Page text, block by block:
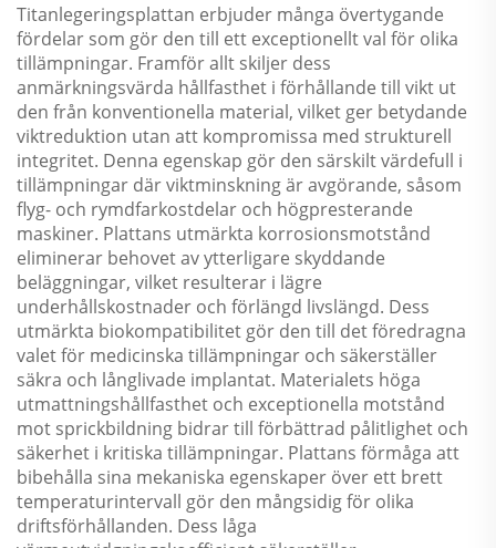
Titanlegeringsplattan erbjuder många övertygande
fördelar som gör den till ett exceptionellt val för olika
tillämpningar. Framför allt skiljer dess
anmärkningsvärda hållfasthet i förhållande till vikt ut
den från konventionella material, vilket ger betydande
viktreduktion utan att kompromissa med strukturell
integritet. Denna egenskap gör den särskilt värdefull i
tillämpningar där viktminskning är avgörande, såsom
flyg- och rymdfarkostdelar och högpresterande
maskiner. Plattans utmärkta korrosionsmotstånd
eliminerar behovet av ytterligare skyddande
beläggningar, vilket resulterar i lägre
underhållskostnader och förlängd livslängd. Dess
utmärkta biokompatibilitet gör den till det föredragna
valet för medicinska tillämpningar och säkerställer
säkra och långlivade implantat. Materialets höga
utmattningshållfasthet och exceptionella motstånd
mot sprickbildning bidrar till förbättrad pålitlighet och
säkerhet i kritiska tillämpningar. Plattans förmåga att
bibehålla sina mekaniska egenskaper över ett brett
temperaturintervall gör den mångsidig för olika
driftsförhållanden. Dess låga